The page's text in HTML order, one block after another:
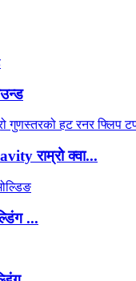
राम्रो क्वा...
...